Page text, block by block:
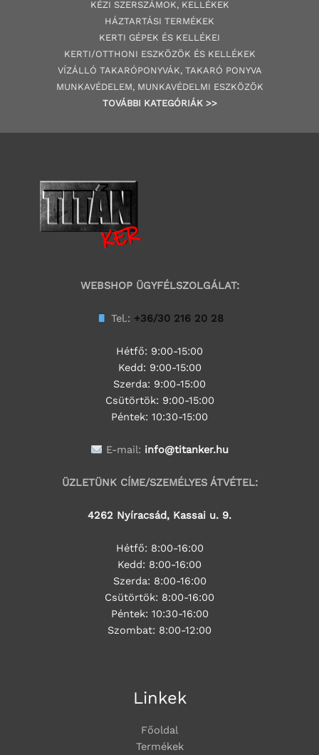
KÉZI SZERSZÁMOK, KELLÉKEK
HÁZTARTÁSI TERMÉKEK
KERTI GÉPEK ÉS KELLÉKEI
KERTI/OTTHONI ESZKÖZÖK ÉS KELLÉKEK
VÍZÁLLÓ TAKARÓPONYVÁK, TAKARÓ PONYVA
MUNKAVÉDELEM, MUNKAVÉDELMI ESZKÖZÖK
TOVÁBBI KATEGÓRIÁK >>
WEBSHOP ÜGYFÉLSZOLGÁLAT:
Tel.: +36/30 216 20 28
Hétfő: 9:00-15:00
Kedd: 9:00-15:00
Szerda: 9:00-15:00
Csütörtök: 9:00-15:00
Péntek: 10:30-15:00
E-mail: info@titanker.hu
ÜZLETÜNK CÍME/SZEMÉLYES ÁTVÉTEL:
4262 Nyíracsád, Kassai u. 9.
Hétfő: 8:00-16:00
Kedd: 8:00-16:00
Szerda: 8:00-16:00
Csütörtök: 8:00-16:00
Péntek: 10:30-16:00
Szombat: 8:00-12:00
Linkek
Főoldal
Termékek